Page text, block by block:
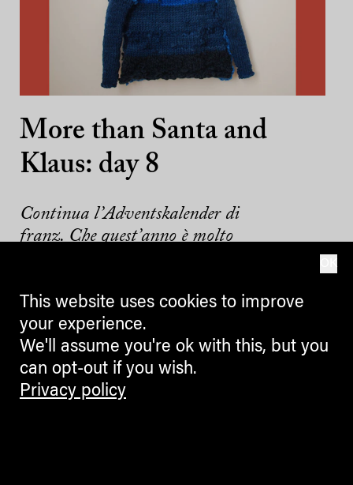
More than Santa and
Klaus: day 8
Continua l’Adventskalender di
franz. Che quest’anno è molto
08.12.2017
This website uses cookies to improve
your experience.
We'll assume you're ok with this, but you
can opt-out if you wish.
Privacy policy